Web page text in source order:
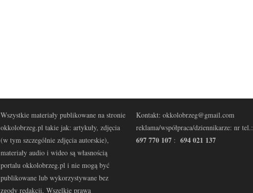
Wszystkie materiały publikowane na stronie
okkolobrzeg.pl takie jak: artykuły, zdjęcia
(w tym szczególnie zdjęcia autorskie),
materiały audio i wideo są własnością
portalu okkolobrzeg.pl i nie mogą być
publikowane lub wykorzystywane bez
zgody redakcji. Wszelkie prawa
Kontakt: okkolobrzeg@gmail.com
reklama/współpraca/dziennikarze: nr tel.:
697 770 107 : 694 021 137